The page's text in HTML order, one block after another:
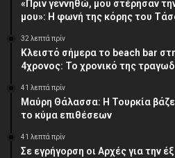
«Πριν γεννηθώ, μου στέρησαν
μου»: Η φωνή της κόρης του
32 λεπτά πρίν
Κλειστό σήμερα το beach bar
4χρονος: Το χρονικό της
41 λεπτά πρίν
Μαύρη Θάλασσα: Η Τουρκία
το κύμα επιθέσεων
41 λεπτά πρίν
Σε εγρήγορση οι Αρχές για την